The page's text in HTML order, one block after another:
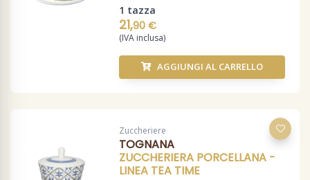
1 tazza
21,90 €
(IVA inclusa)
AGGIUNGI AL CARRELLO
Zuccheriere
TOGNANA
ZUCCHERIERA PORCELLANA -
LINEA TEA TIME